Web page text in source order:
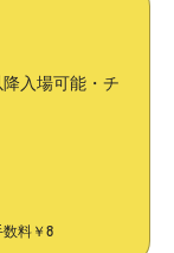
入場可能・チ
数料￥8